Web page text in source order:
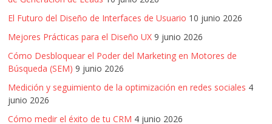
El Futuro del Diseño de Interfaces de Usuario 10 junio 2026
Mejores Prácticas para el Diseño UX 9 junio 2026
Cómo Desbloquear el Poder del Marketing en Motores de
Búsqueda (SEM) 9 junio 2026
Medición y seguimiento de la optimización en redes sociales 4
junio 2026
Cómo medir el éxito de tu CRM 4 junio 2026